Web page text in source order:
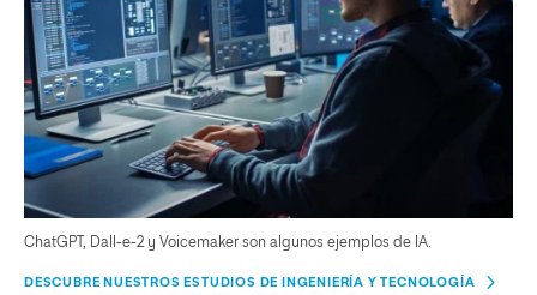
ChatGPT, Dall-e-2 y Voicemaker son algunos ejemplos de IA.
DESCUBRE NUESTROS ESTUDIOS DE INGENIERÍA Y TECNOLOGÍA